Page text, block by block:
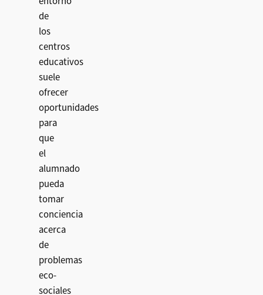
de
los
centros
educativos
suele
ofrecer
oportunidades
para
que
el
alumnado
pueda
tomar
conciencia
acerca
de
problemas
eco-
sociales